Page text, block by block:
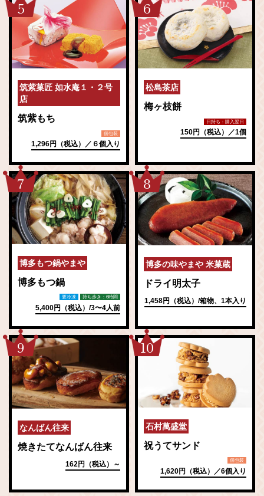
5
筑紫菓匠 如水庵１・２号
店
筑紫もち
個包装
1,296円（税込）／６個入り
6
松島茶店
梅ヶ枝餅
日持ち：購入翌日
150円（税込）／1個
7
博多もつ鍋やまや
博多もつ鍋
要冷凍 持ち歩き：6時間
5,400円（税込）/3〜4人前
8
博多の味やまや 米菓蔵
ドライ明太子
1,458円（税込）/箱物、1本入り
9
なんばん往来
焼きたてなんばん往来
162円（税込）～
10
石村萬盛堂
祝うてサンド
個包装
1,620円（税込）／6個入り